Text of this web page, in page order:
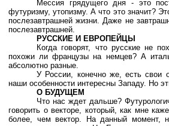
Мессия грядущего дня - это
футуризму, утопизму. А что это значит?
послезавтрашней жизни. Даже не
послезавтрашней.
РУССКИЕ И ЕВРОПЕЙЦЫ
Когда говорят, что русские не
похожи ли французы на немцев? А
абсолютно разные.
У России, конечно же, есть свои
наши особенности интересны Западу. Но
О БУДУЩЕМ
Что нас ждет дальше?
говорить о векторе, который, как мне
более, чем вектор. На данный момент,